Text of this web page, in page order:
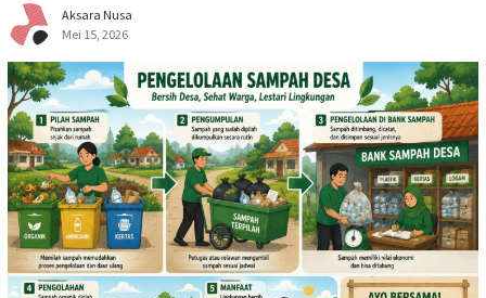
Aksara Nusa
Mei 15, 2026